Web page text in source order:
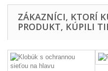
ZÁKAZNÍCI, KTORÍ
PRODUKT, KÚPILI